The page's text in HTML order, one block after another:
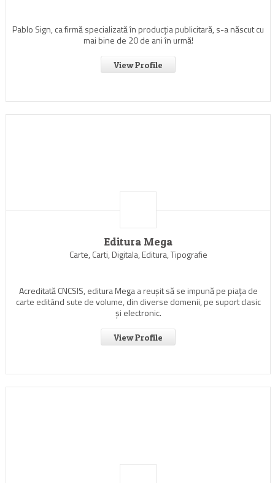
Pablo Sign, ca firmă specializată în producția publicitară, s-a născut cu
mai bine de 20 de ani în urmă!
View Profile
Editura Mega
Carte, Carti, Digitala, Editura, Tipografie
Acreditată CNCSIS, editura Mega a reuşit să se impună pe piaţa de
carte editând sute de volume, din diverse domenii, pe suport clasic
şi electronic.
View Profile